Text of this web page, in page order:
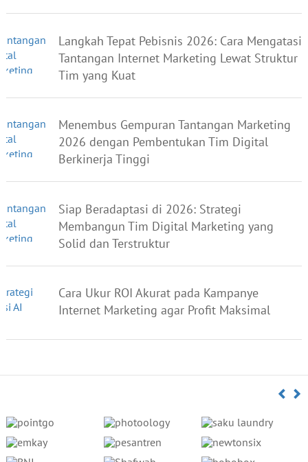
Langkah Tepat Pebisnis 2026: Cara Mengatasi
Tantangan Internet Marketing Lewat Struktur
Tim yang Kuat
Menembus Gempuran Tantangan Marketing
2026 dengan Pembentukan Tim Digital
Berkinerja Tinggi
Siap Beradaptasi di 2026: Strategi
Membangun Tim Digital Marketing yang
Solid dan Terstruktur
Cara Ukur ROI Akurat pada Kampanye
Internet Marketing agar Profit Maksimal